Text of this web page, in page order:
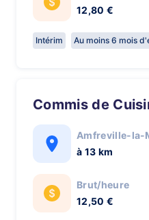
12,80 €
Intérim Au moins 6 mois
Commis de
Amfreville-la-
à 13 km
Brut/heure
12,50 €